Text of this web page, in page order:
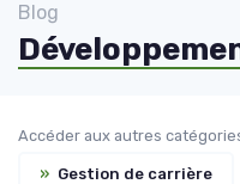
Blog
Accéder aux autres
» Gestion de carrière